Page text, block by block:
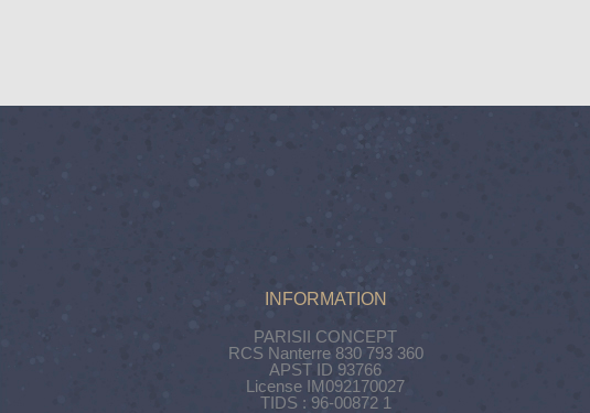
INFORMATION
PARISII CONCEPT
RCS Nanterre 830 793 360
APST ID 93766
License IM092170027
TIDS : 96-00872 1